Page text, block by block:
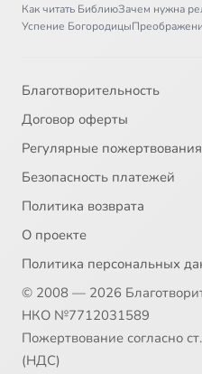
Как читать БиблиюЗачем нужна
Успение Богородицы
Благотворительность
Договор оферты
Регулярные пожертвования
Безопасность платежей
Политика возврата
О проекте
Политика персональных
© 2008 — 2026
НКО №7712031589
Пожертвование согласно
(НДС)